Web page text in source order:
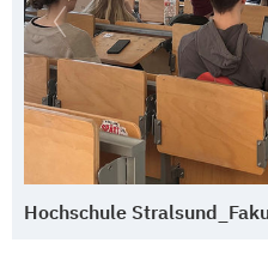
Hochschule